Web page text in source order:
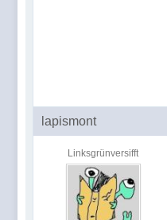
lapismont
Linksgrünversifft